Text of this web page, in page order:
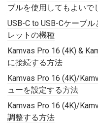
ブルを使用してもよいで
USB-C to USB-Cケーブ
レットの機種
Kamvas Pro 16 (4K) &
に接続する方法
Kamvas Pro 16 (4K)/
ューを設定する方法
Kamvas Pro 16 (4K)/
調整する方法